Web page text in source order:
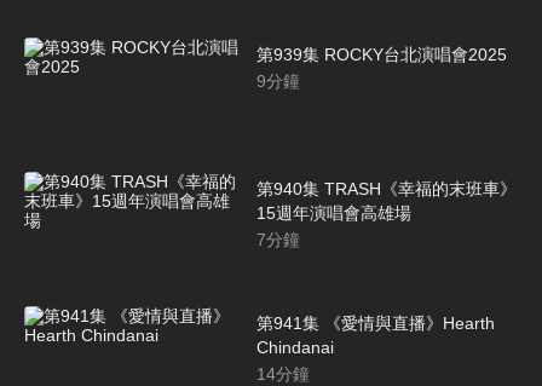
第939集 ROCKY台北演唱會2025
9分鐘
第940集 TRASH《幸福的末班車》
15週年演唱會高雄場
7分鐘
第941集 《愛情與直播》Hearth
Chindanai
14分鐘